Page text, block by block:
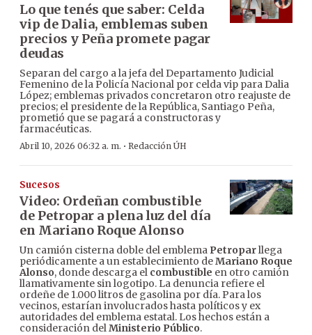
Lo que tenés que saber: Celda
vip de Dalia, emblemas suben
precios y Peña promete pagar
deudas
Separan del cargo a la jefa del Departamento Judicial
Femenino de la Policía Nacional por celda vip para Dalia
López; emblemas privados concretaron otro reajuste de
precios; el presidente de la República, Santiago Peña,
prometió que se pagará a constructoras y
farmacéuticas.
Abril 10, 2026 06:32 a. m. · Redacción ÚH
Sucesos
Video: Ordeñan combustible
de Petropar a plena luz del día
en Mariano Roque Alonso
Un camión cisterna doble del emblema Petroparllega
periódicamente a un establecimiento deMariano Roque
Alonso, donde descarga el combustible en otro camión
llamativamente sin logotipo. La denuncia refiere el
ordeñe de 1.000 litros de gasolina por día. Para los
vecinos, estarían involucrados hasta políticos y ex
autoridades del emblema estatal. Los hechos están a
consideración delMinisterio Público.